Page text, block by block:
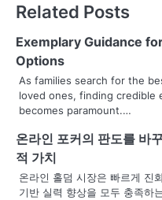
t
n
a
v
i
g
a
Related Posts
Exemplary Guidance
Options
As families search for the
loved ones, finding credible
becomes paramount.…
온라인 포커의 판도를 바
적 가치
온라인 홀덤 시장은 빠르게 진
기반 실력 향상을 모두 충족하